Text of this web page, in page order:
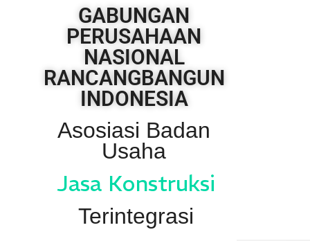
GABUNGAN
PERUSAHAAN
NASIONAL
RANCANGBANGUN
INDONESIA
Asosiasi Badan
Usaha
Jasa Konstruksi
Terintegrasi